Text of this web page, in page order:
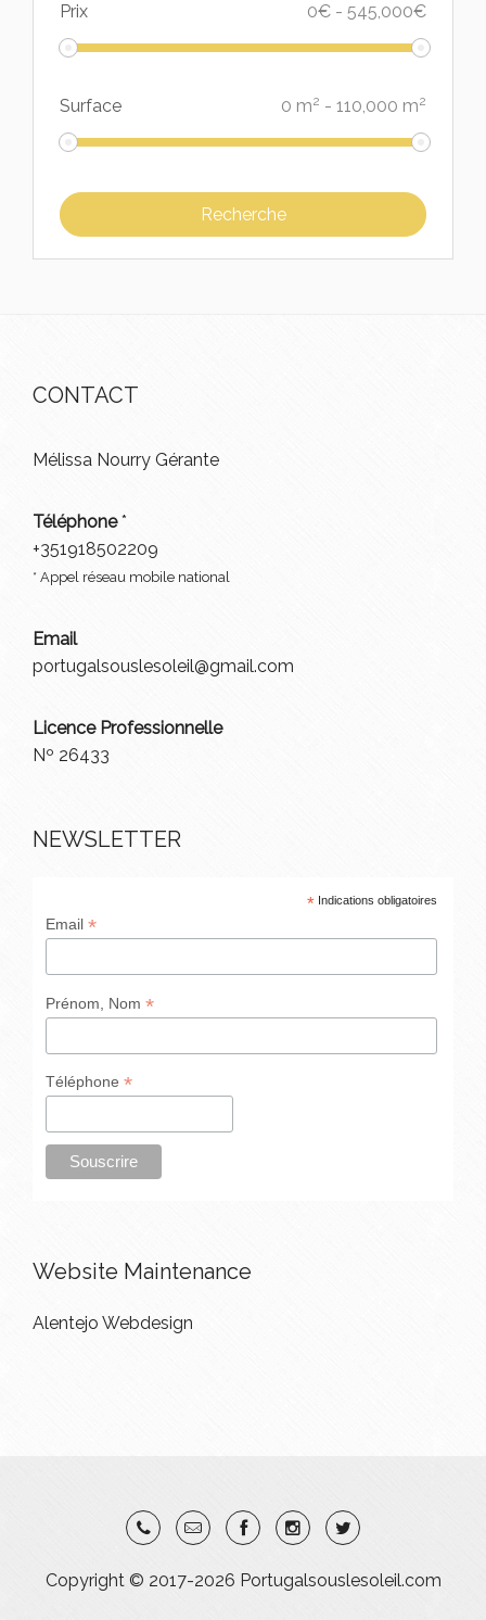
Prix 0€ - 545,000€
Surface 0 m2 - 110,000 m2
CONTACT
Mélissa Nourry Gérante
Téléphone*
+351918502209
* Appel réseau mobile national
Email
portugalsouslesoleil@gmail.com
Licence Professionnelle
Nº 26433
NEWSLETTER
*Indications obligatoires
Email *
Prénom, Nom *
Téléphone *
Website Maintenance
Alentejo Webdesign
Copyright © 2017-2026 Portugalsouslesoleil.com